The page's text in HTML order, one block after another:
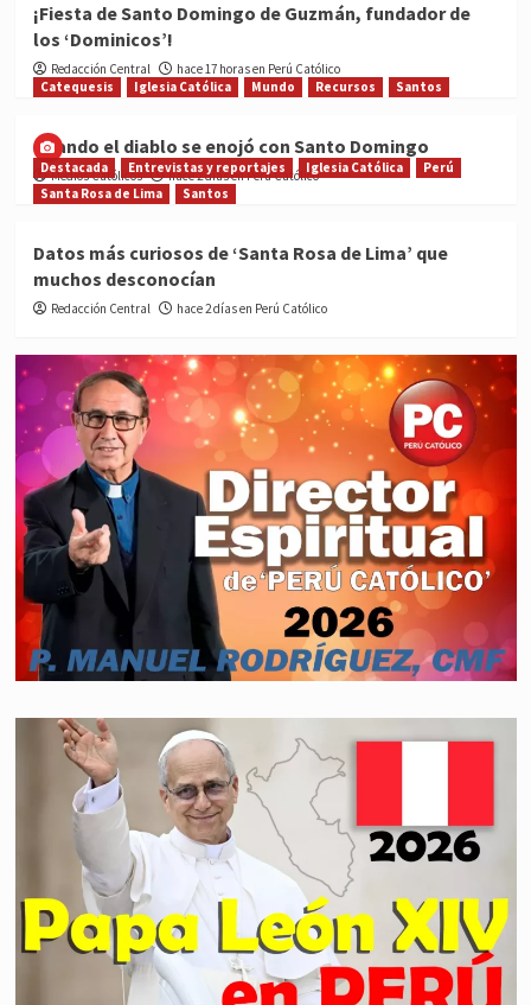
¡Fiesta de Santo Domingo de Guzmán, fundador de
los ‘Dominicos’!
Redacción Central
hace 17 horas en Perú Católico
Catequesis
Iglesia Católica Mundo Recursos Santos
Cuando el diablo se enojó con Santo Domingo
Medios Católicos hace 2 días en Perú Católico
Destacada Entrevistas y reportajes Iglesia Católica
Perú
Santa Rosa de Lima
Santos
Datos más curiosos de ‘Santa Rosa de Lima’ que
muchos desconocían
Redacción Central hace 2 días en Perú Católico